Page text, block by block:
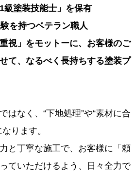
級塗装技能士」を保有
を持つベテラン職人
視」をモットーに、お客様のご
て、なるべく長持ちする塗装プ
はなく、“下地処理”や“素材に合
ります。
と丁寧な施工で、お客様に「頼
ていただけるよう、日々全力で